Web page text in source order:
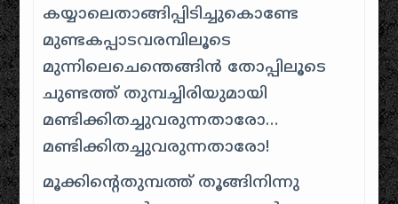
കയ്യാലെതാങ്ങിപ്പിടിച്ചുകൊണ്ടേ
മുണ്ടകപ്പാടവരമ്പിലൂടെ
മുന്നിലെചെന്തെങ്ങിന്‍ തോപ്പിലൂടെ
ചുണ്ടത്ത് തുമ്പച്ചിരിയുമായി
മണ്ടിക്കിതച്ചുവരുന്നതാരോ…
മണ്ടിക്കിതച്ചുവരുന്നതാരോ!
മൂക്കിന്റെതുമ്പത്ത് തൂങ്ങിനിന്നു